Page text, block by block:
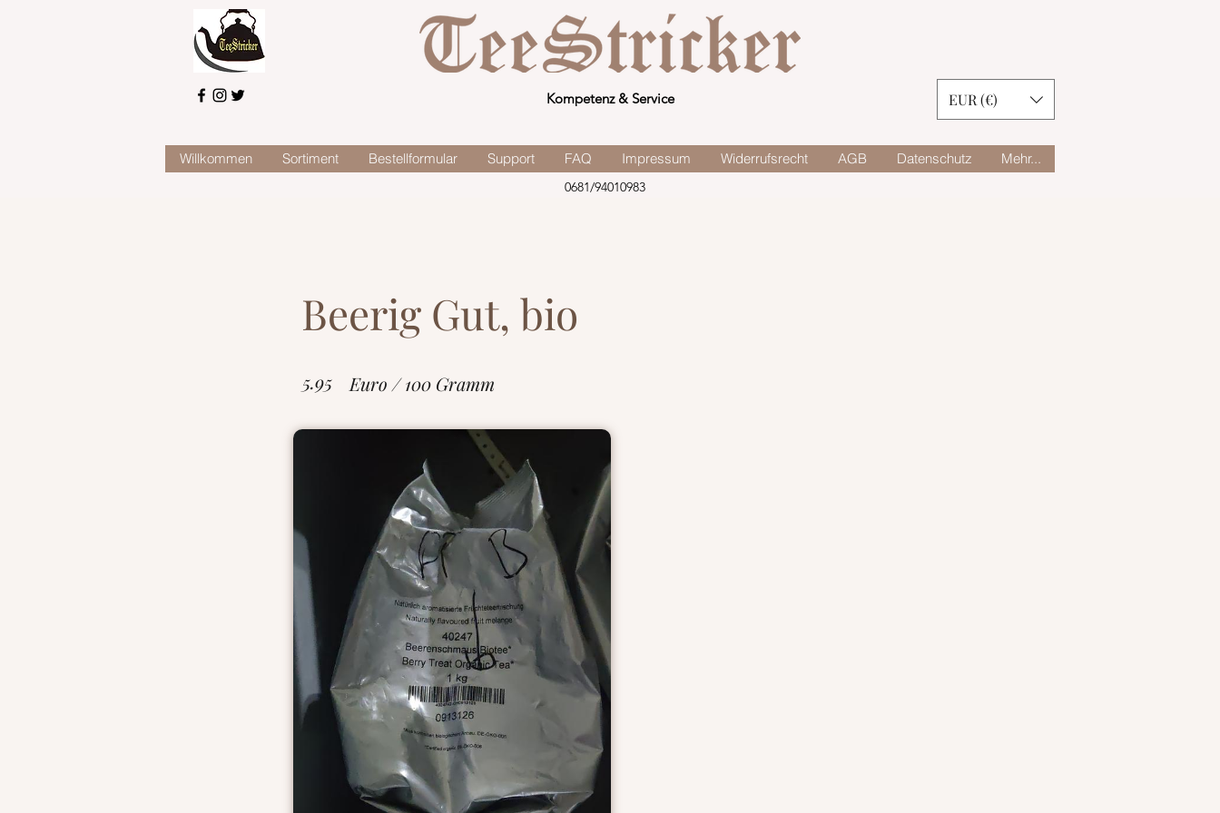
Kompetenz & Service EUR (€)
Willkommen Sortiment Bestellformular Support FAQ Impressum Widerrufsrecht AGB Datenschutz Mehr...
0681/94010983
Beerig Gut, bio
5.95 Euro / 100 Gramm